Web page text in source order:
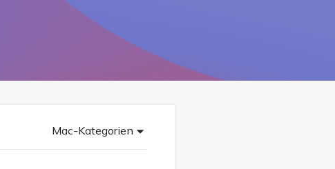
Bereitstellung
VideoKit
All-in-One Video-Toolkit
Mac-Kategorien